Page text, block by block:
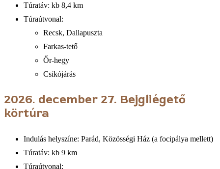
Túratáv: kb 8,4 km
Túraútvonal:
Recsk, Dallapuszta
Farkas-tető
Őr-hegy
Csikójárás
2026. december 27. Bejgliégető
körtúra
Indulás helyszíne: Parád, Közösségi Ház (a focipálya mellett)
Túratáv: kb 9 km
Túraútvonal: